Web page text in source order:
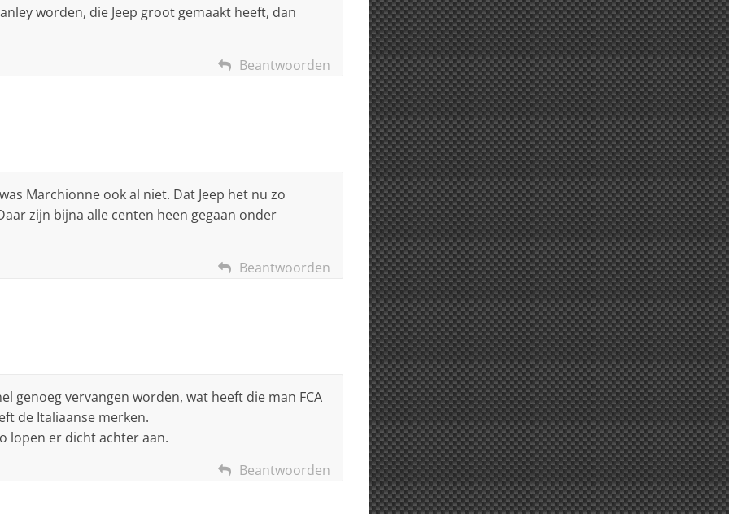
worden, die Jeep groot gemaakt heeft, dan
Beantwoorden
Marchionne ook al niet. Dat Jeep het nu zo
zijn bijna alle centen heen gegaan onder
Beantwoorden
genoeg vervangen worden, wat heeft die man FCA
de Italiaanse merken.
lopen er dicht achter aan.
Beantwoorden